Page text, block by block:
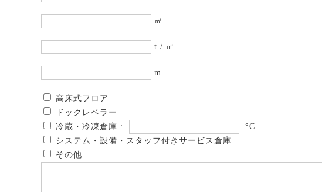
㎡
t / ㎡
m.
高床式フロア
ドックレベラー
冷蔵・冷凍倉庫 :
°C
システム・設備・スタッフ付きサービス倉庫
その他